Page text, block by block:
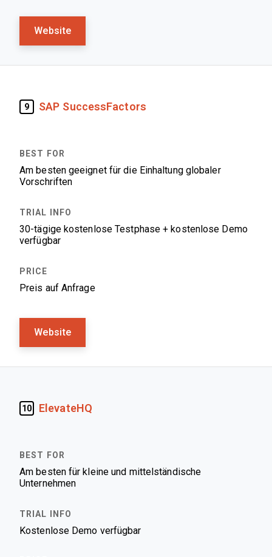
Website
9 SAP SuccessFactors
Am besten geeignet für die Einhaltung globaler
Vorschriften
30-tägige kostenlose Testphase + kostenlose Demo
verfügbar
Preis auf Anfrage
Website
10 ElevateHQ
Am besten für kleine und mittelständische
Unternehmen
Kostenlose Demo verfügbar